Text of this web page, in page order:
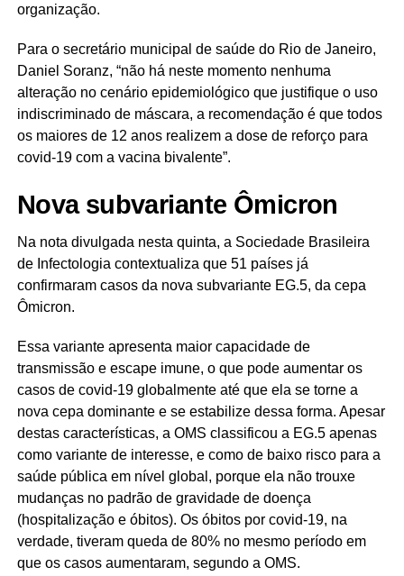
organização.
Para o secretário municipal de saúde do Rio de Janeiro,
Daniel Soranz, “não há neste momento nenhuma
alteração no cenário epidemiológico que justifique o uso
indiscriminado de máscara, a recomendação é que todos
os maiores de 12 anos realizem a dose de reforço para
covid-19 com a vacina bivalente”.
Nova subvariante Ômicron
Na nota divulgada nesta quinta, a Sociedade Brasileira
de Infectologia contextualiza que 51 países já
confirmaram casos da nova subvariante EG.5, da cepa
Ômicron.
Essa variante apresenta maior capacidade de
transmissão e escape imune, o que pode aumentar os
casos de covid-19 globalmente até que ela se torne a
nova cepa dominante e se estabilize dessa forma. Apesar
destas características, a OMS classificou a EG.5 apenas
como variante de interesse, e como de baixo risco para a
saúde pública em nível global, porque ela não trouxe
mudanças no padrão de gravidade de doença
(hospitalização e óbitos). Os óbitos por covid-19, na
verdade, tiveram queda de 80% no mesmo período em
que os casos aumentaram, segundo a OMS.